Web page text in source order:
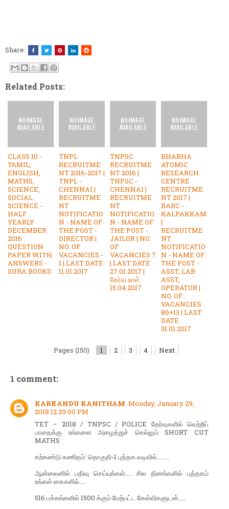
Share:
Related Posts:
CLASS 10 -
TAMIL,
ENGLISH,
MATHS,
SCIENCE,
SOCIAL
SCIENCE -
HALF
YEARLY
DECEMBER
2016
QUESTION
PAPER WITH
ANSWERS -
SURA BOOKS
TNPL
RECRUITME
NT 2016-2017 |
TNPL -
CHENNAI |
RECRUITME
NT
NOTIFICATIO
N - NAME OF
THE POST -
DIRECTOR |
NO. OF
VACANCIES -
1 | LAST DATE
11.01.2017
TNPSC
RECRUITME
NT 2016 |
TNPSC -
CHENNAI |
RECRUITME
NT
NOTIFICATIO
N - NAME OF
THE POST -
JAILOR | NO.
OF
VACANCIES 7
| LAST DATE
27.01.2017 |
தேர்வு நாள் :
15.04.2017
BHABHA
ATOMIC
RESEARCH
CENTRE
RECRUITME
NT 2017 |
BARC -
KALPAKKAM
|
RECRUITME
NT
NOTIFICATIO
N - NAME OF
THE POST -
ASST, LAB
ASST,
OPERATOR |
NO. OF
VACANCIES
86+13 | LAST
DATE
31.01.2017
Pages (150) 1 2 3 4 Next
1 comment:
KARKANDU KANITHAM Monday, January 29,
2018 12:29:00 PM
TET – 2018 / TNPSC / POLICE தேர்வுகளில் வெற்றிப்
பாதைக்கு உங்களை அழைத்துச் செல்லும் SHORT CUT
MATHS
கற்கண்டு கணிதம்: தொகுதி-1 புத்தக வடிவில்........
ஆன்லைனில் பதிவு செய்யுங்கள்.... சில தினங்களில் புத்தகம்
உங்கள் கைகளில்....
516 பக்கங்களில் 1500 க்கும் மேற்பட்ட கேள்விகளுடன்.....